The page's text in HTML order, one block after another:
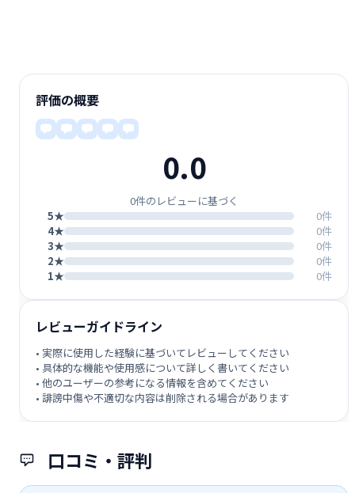
口コミ・評判
評価の概要
0.0
0件のレビューに基づく
5★
0件
4★
0件
3★
0件
2★
0件
1★
0件
レビューガイドライン
• 実際に使用した経験に基づいてレビューしてください
• 具体的な機能や使用感について詳しく書いてください
• 他のユーザーの参考になる情報を含めてください
• 誹謗中傷や不適切な内容は削除される場合があります